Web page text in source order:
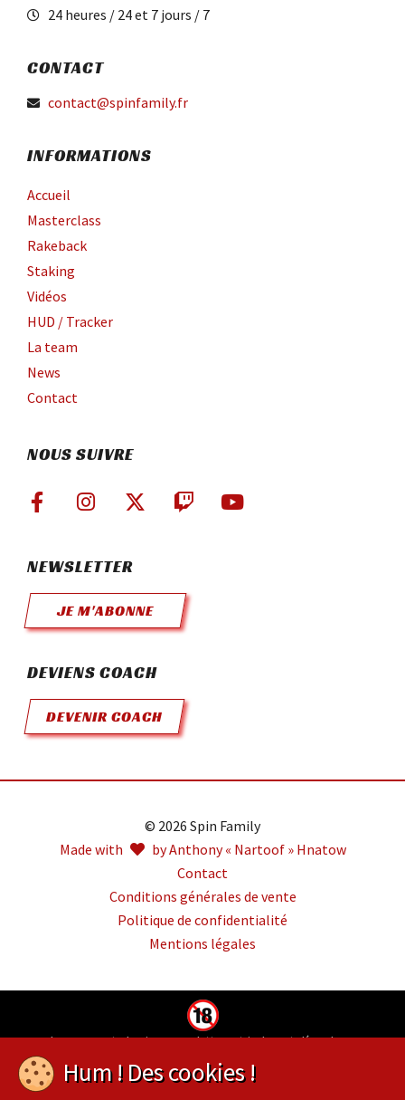
24 heures / 24 et 7 jours / 7
CONTACT
contact@spinfamily.fr
INFORMATIONS
Accueil
Masterclass
Rakeback
Staking
Vidéos
HUD / Tracker
La team
News
Contact
NOUS SUIVRE
NEWSLETTER
JE M'ABONNE
DEVIENS COACH
DEVENIR COACH
© 2026 Spin Family
Made with
by Anthony « Nartoof » Hnatow
Contact
Conditions générales de vente
Politique de confidentialité
Mentions légales
Jouer comporte des risques : endettement, isolement, dépendance.
Hum ! Des cookies !